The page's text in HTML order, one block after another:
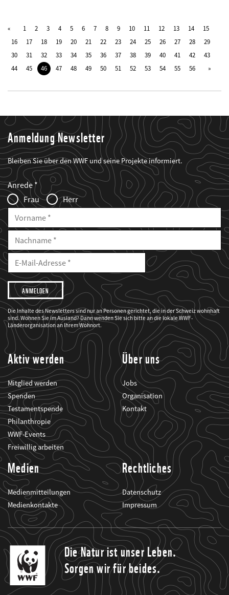
1 2 3 4 5 6 7 8 9 10 11 12 13 14
15
16
17 18 19 20 21 22 23 24 25 26 27 28
29
30
31 32 33 34 35 36 37 38 39 40 41 42
43
44
45 46 47 48 49 50 51 52 53 54 55 56
Anmeldung Newsletter
Bleiben Sie über den WWF und seine Projekte informiert.
Web2Case
Infofelder
Fieldset
anrede_name
Anrede
Frau
Herr
Vorname
Nachname
E-
Mailadresse
E-
Adresse
Ich
möchte,
dass
der
WWF
mich
über
seine
Projekte
informiert.
Die Inhalte des Newsletters sind nur an Personen gerichtet, die in der Schweiz wohnhaft
sind. Wohnen Sie im Ausland? Dann wenden Sie sich bitte an die lokale WWF-
Länderorganisation an Ihrem Wohnort.
Aktiv werden
Mitglied werden
Spenden
Testamentspende
Philanthropie
WWF-Events
Freiwillig arbeiten
Über uns
Jobs
Organisation
Kontakt
Medien
Medienmitteilungen
Medienkontakte
Rechtliches
Datenschutz
Impressum
Die Natur ist unser Leben.
Sorgen wir für beides.